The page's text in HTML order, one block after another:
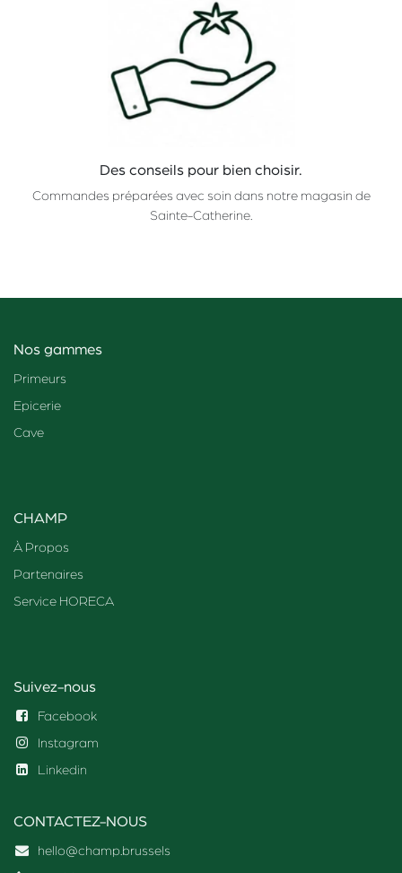
Des conseils pour bien choisir.
Commandes préparées avec soin dans notre magasin de
Sainte-Catherine.
Nos gammes
Primeurs
Epicerie
Cave
CHAMP
À Propos
Partenaires
Service HORECA
Suivez-nous
Facebook
Instagram
Linkedin
CONTACTEZ-NOUS
hello@champ.brussels